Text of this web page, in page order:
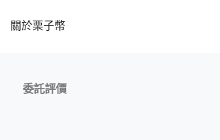
關於栗子幣
委託評價